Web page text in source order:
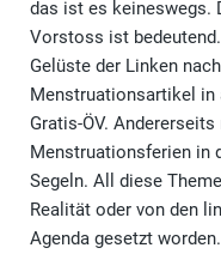
das ist es keineswegs.
Vorstoss ist
Gelüste der Linken
Menstruationsartikel
Gratis-ÖV.
Menstruationsferien in
Segeln. All diese
Realität oder von den
Agenda gesetzt